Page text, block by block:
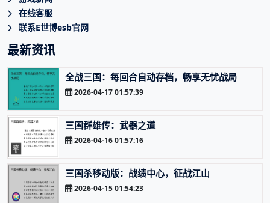
在线客服
联系E世博esb官网
最新资讯
全战三国：每回合自动存档，畅享无忧战局
2026-04-17 01:57:39
三国群雄传：武器之道
2026-04-16 01:57:16
三国杀移动版：战绩中心，征战江山
2026-04-15 01:54:23